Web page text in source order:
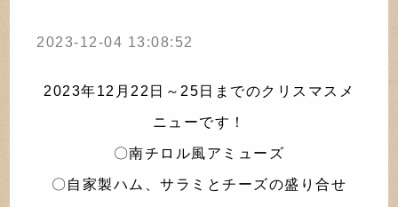
2023-12-04 13:08:52
2023年12月22日～25日までのクリスマスメ
ニューです！
〇南チロル風アミューズ
〇自家製ハム、サラミとチーズの盛り合せ